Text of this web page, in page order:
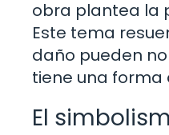
obra plantea la
Este tema
daño pueden
tiene una forma
El